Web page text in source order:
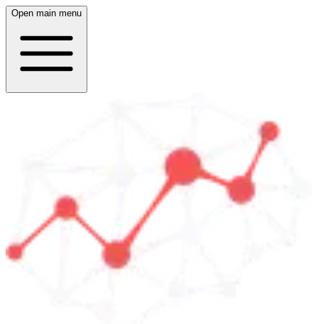
Open main menu